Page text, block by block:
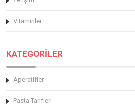
Vitaminler
KATEGORİLER
Aperatifler
Pasta Tarifleri